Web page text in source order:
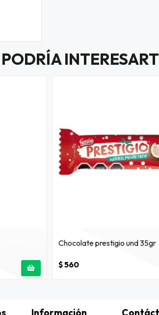
Chocolate prestigio und 35gr
$ 560
Información